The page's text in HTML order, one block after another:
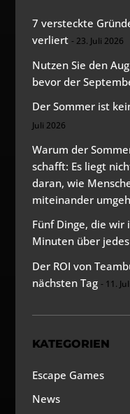
7 versteckte
verliert
23. Juli 2026
Nutzen Sie den
bevor der
Der Sommer ist
Juli 2026
Warum der
schafft: Es liegt
daran, wie
miteinander
Fünf Dinge, die
Minuten über
Der ROI von
nächsten Tag
11.
KATEGORIEN
Escape Games
News